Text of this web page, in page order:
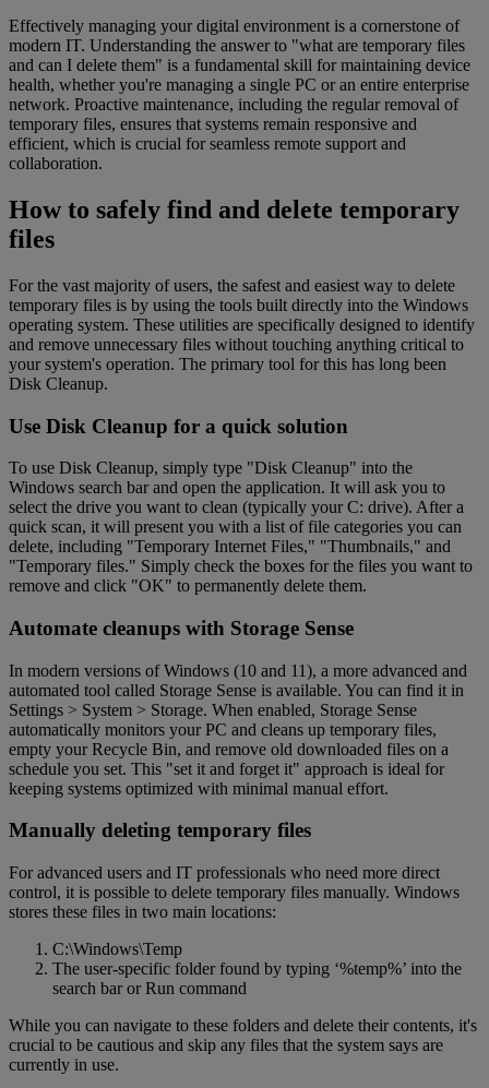
Effectively managing your digital environment is a cornerstone of
modern IT. Understanding the answer to "what are temporary files
and can I delete them" is a fundamental skill for maintaining device
health, whether you're managing a single PC or an entire enterprise
network. Proactive maintenance, including the regular removal of
temporary files, ensures that systems remain responsive and
efficient, which is crucial for seamless remote support and
collaboration.
How to safely find and delete temporary
files
For the vast majority of users, the safest and easiest way to delete
temporary files is by using the tools built directly into the Windows
operating system. These utilities are specifically designed to identify
and remove unnecessary files without touching anything critical to
your system's operation. The primary tool for this has long been
Disk Cleanup.
Use Disk Cleanup for a quick solution
To use Disk Cleanup, simply type "Disk Cleanup" into the
Windows search bar and open the application. It will ask you to
select the drive you want to clean (typically your C: drive). After a
quick scan, it will present you with a list of file categories you can
delete, including "Temporary Internet Files," "Thumbnails," and
"Temporary files." Simply check the boxes for the files you want to
remove and click "OK" to permanently delete them.
Automate cleanups with Storage Sense
In modern versions of Windows (10 and 11), a more advanced and
automated tool called Storage Sense is available. You can find it in
Settings > System > Storage. When enabled, Storage Sense
automatically monitors your PC and cleans up temporary files,
empty your Recycle Bin, and remove old downloaded files on a
schedule you set. This "set it and forget it" approach is ideal for
keeping systems optimized with minimal manual effort.
Manually deleting temporary files
For advanced users and IT professionals who need more direct
control, it is possible to delete temporary files manually. Windows
stores these files in two main locations:
C:\Windows\Temp
The user-specific folder found by typing ‘%temp%’ into the
search bar or Run command
While you can navigate to these folders and delete their contents, it's
crucial to be cautious and skip any files that the system says are
currently in use.